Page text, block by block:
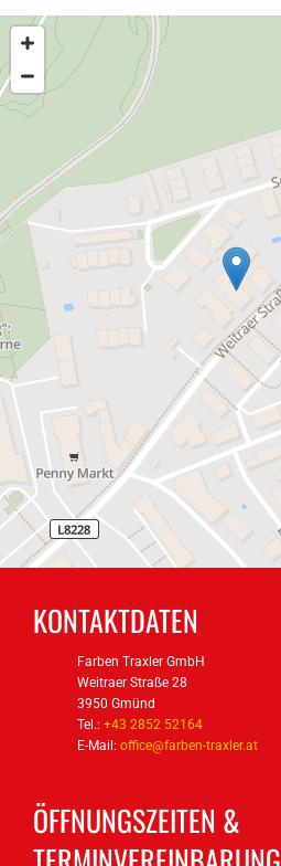
KONTAKTDATEN
Farben Traxler GmbH
Weitraer Straße 28
3950 Gmünd
Tel.: +43 2852 52164
E-Mail: office@farben-traxler.at
ÖFFNUNGSZEITEN &